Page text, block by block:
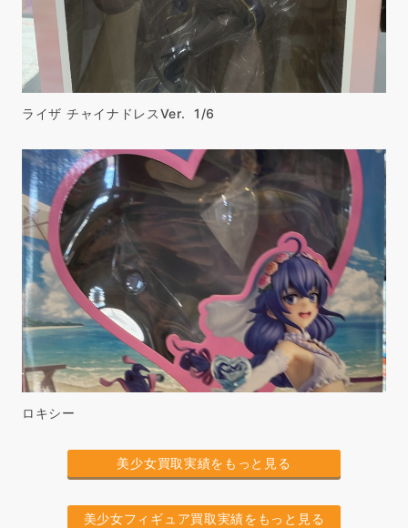
ライザ チャイナドレスVer. 1/6
ロキシー
美少女買取実績をもっと見る
美少女フィギュア買取実績をもっと見る